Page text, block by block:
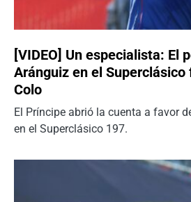
[VIDEO] Un especialista: El
Aránguiz en el Superclásico
Colo
El Príncipe abrió la cuenta a favor
en el Superclásico 197.